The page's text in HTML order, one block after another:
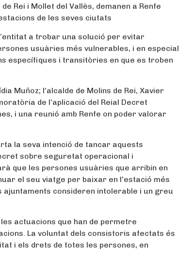
Rei i Mollet del Vallès, demanen a Renfe
de les seves ciutats
a trobar una solució per evitar
usuàries més vulnerables, i en especial
específiques i transitòries en que es troben
Muñoz; l’alcalde de Molins de Rei, Xavier
de l’aplicació del Reial Decret
i una reunió amb Renfe on poder valorar
la seva intenció de tancar aquests
sobre seguretat operacional i
que les persones usuàries que arribin en
el seu viatge per baixar en l’estació més
consideren intolerable i un greu
actuacions que han de permetre
La voluntat dels consistoris afectats és
i els drets de totes les persones, en